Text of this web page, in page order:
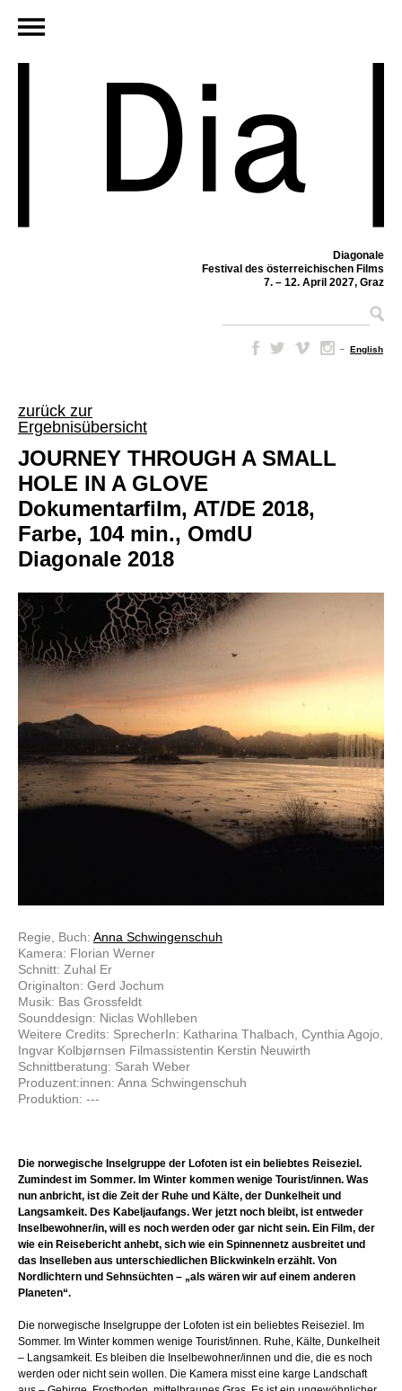
Diagonale
Festival des österreichischen Films
7. – 12. April 2027, Graz
– English
zurück zur
Ergebnisübersicht
JOURNEY THROUGH A SMALL
HOLE IN A GLOVE
Dokumentarfilm, AT/DE 2018,
Farbe, 104 min., OmdU
Diagonale 2018
Regie, Buch: Anna Schwingenschuh
Kamera: Florian Werner
Schnitt: Zuhal Er
Originalton: Gerd Jochum
Musik: Bas Grossfeldt
Sounddesign: Niclas Wohlleben
Weitere Credits: SprecherIn: Katharina Thalbach, Cynthia Agojo,
Ingvar Kolbjørnsen Filmassistentin Kerstin Neuwirth
Schnittberatung: Sarah Weber
Produzent:innen: Anna Schwingenschuh
Produktion: ---
Die norwegische Inselgruppe der Lofoten ist ein beliebtes Reiseziel.
Zumindest im Sommer. Im Winter kommen wenige Tourist/innen. Was
nun anbricht, ist die Zeit der Ruhe und Kälte, der Dunkelheit und
Langsamkeit. Des Kabeljaufangs. Wer jetzt noch bleibt, ist entweder
Inselbewohner/in, will es noch werden oder gar nicht sein. Ein Film, der
wie ein Reisebericht anhebt, sich wie ein Spinnennetz ausbreitet und
das Inselleben aus unterschiedlichen Blickwinkeln erzählt. Von
Nordlichtern und Sehnsüchten – „als wären wir auf einem anderen
Planeten“.
Die norwegische Inselgruppe der Lofoten ist ein beliebtes Reiseziel. Im
Sommer. Im Winter kommen wenige Tourist/innen. Ruhe, Kälte, Dunkelheit
– Langsamkeit. Es bleiben die Inselbewohner/innen und die, die es noch
werden oder nicht sein wollen. Die Kamera misst eine karge Landschaft